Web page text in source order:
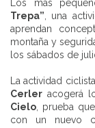
Los más
Trepa” , una
aprendan
montaña y
los sábados de
La actividad
Cerler acogerá
Cielo , prueba
con un nuevo